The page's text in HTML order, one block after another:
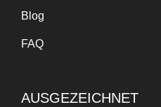
Blog
FAQ
AUSGEZEICHNET